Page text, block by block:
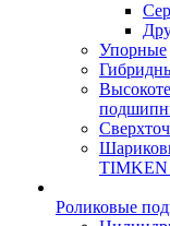
Упорные
TIMKEN
Роликовые